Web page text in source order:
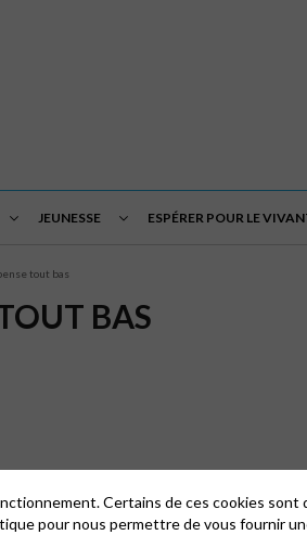
JEUNESSE ESPÉRER POUR LE
tout bas
BAS
Certains de ces cookies sont
pour nous permettre de vous fournir